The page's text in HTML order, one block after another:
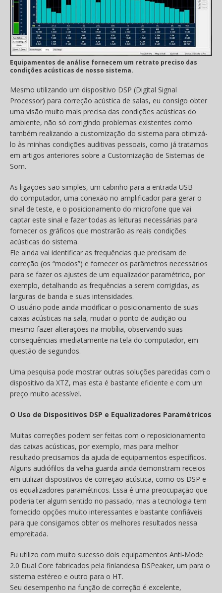
Equipamentos de análise fornecem um retrato preciso das
condições acústicas de nosso sistema.
Mesmo utilizando um dispositivo DSP (Digital Signal
Processor) para correção acústica de salas, eu consigo obter
uma visão muito mais precisa das condições acústicas do
ambiente, não só corrigindo problemas existentes como
também realizando a customização do sistema para otimizá-
lo às minhas condições auditivas pessoais, como já tratamos
em artigos anteriores sobre a Customização de Sistemas de
Som.
As ligações são simples, um cabinho para a entrada USB
do computador, uma conexão no amplificador para gerar o
sinal de teste, e o posicionamento do microfone que vai
captar este sinal e fazer todas as leituras necessárias para
fornecer os gráficos que mostrarão as reais condições
acústicas do sistema.
Ele ainda vai identificar as frequências que precisam de
correção (os “modos”) e fornecer os parâmetros necessários
para se fazer os ajustes de um equalizador paramétrico, por
exemplo, detalhando as frequências a serem corrigidas, as
larguras de banda e suas intensidades.
O usuário pode ainda modificar o posicionamento de suas
caixas acústicas na sala, mudar o ponto de audição ou
mesmo fazer alterações na mobília, observando suas
consequências imediatamente na tela do computador, em
questão de segundos.
Uma pesquisa pode mostrar outras soluções parecidas com o
dispositivo da XTZ, mas esta é bastante eficiente e com um
preço muito acessível.
O Uso de Dispositivos DSP e Equalizadores Paramétricos
Muitas correções podem ser feitas com o reposicionamento
das caixas acústicas, por exemplo, mas para melhor
resultado precisamos da ajuda de equipamentos específicos.
Alguns audiófilos da velha guarda ainda demonstram receios
em utilizar dispositivos de correção acústica, como os DSP e
os equalizadores paramétricos. Essa é uma preocupação que
poderia ter algum sentido no passado, mas a tecnologia tem
fornecido opções muito interessantes e bastante confiáveis
para que consigamos obter os melhores resultados nessa
empreitada.
Eu utilizo com muito sucesso dois equipamentos Anti-Mode
2.0 Dual Core fabricados pela finlandesa DSPeaker, um para o
sistema estéreo e outro para o HT.
Seu desempenho na função de correção é excelente,